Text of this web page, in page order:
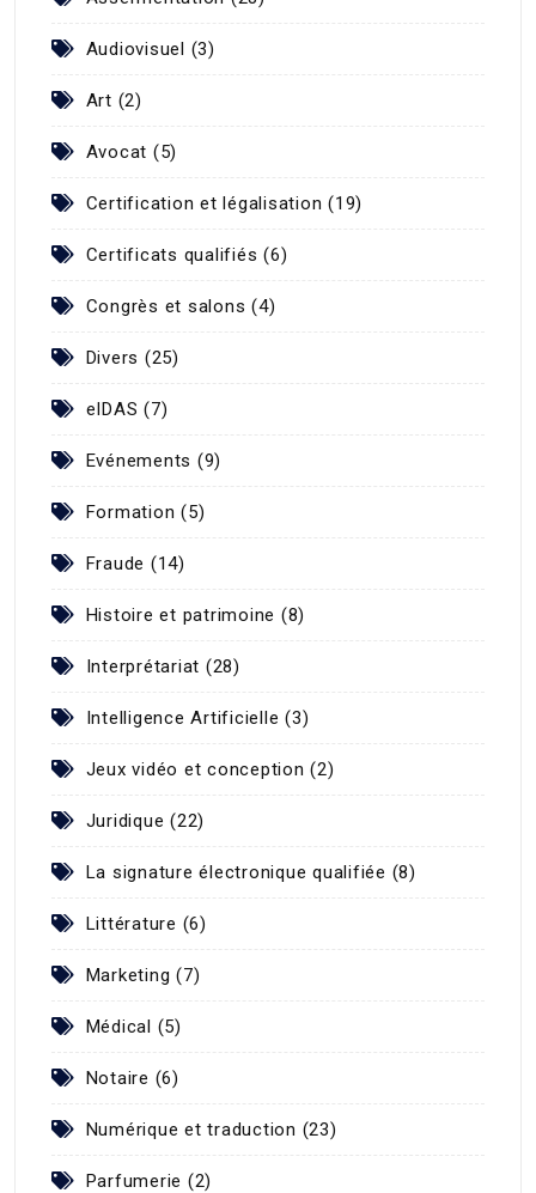
Audiovisuel (3)
Art (2)
Avocat (5)
Certification et légalisation (19)
Certificats qualifiés (6)
Congrès et salons (4)
Divers (25)
eIDAS (7)
Evénements (9)
Formation (5)
Fraude (14)
Histoire et patrimoine (8)
Interprétariat (28)
Intelligence Artificielle (3)
Jeux vidéo et conception (2)
Juridique (22)
La signature électronique qualifiée (8)
Littérature (6)
Marketing (7)
Médical (5)
Notaire (6)
Numérique et traduction (23)
Parfumerie (2)